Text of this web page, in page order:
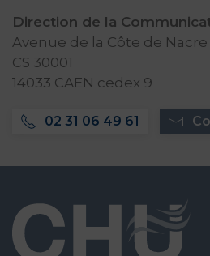
Direction de la
Avenue de la Côte de Nacre
CS 30001
14033 CAEN cedex 9
02 31 06 49 61